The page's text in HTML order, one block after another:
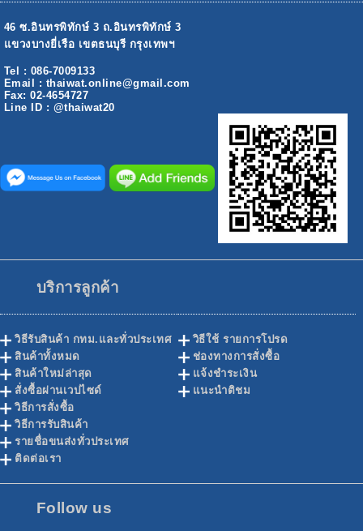
46 ซ.อินทรพิทักษ์ 3 ถ.อินทรพิทักษ์ 3
แขวงบางยี่เรือ เขตธนบุรี กรุงเทพฯ
Tel : 086-7009133
Email : thaiwat.online@gmail.com
Fax: 02-4654727
Line ID : @thaiwat20
บริการลูกค้า
วิธีรับสินค้า กทม.และทั่วประเทศ
สินค้าทั้งหมด
สินค้าใหม่ล่าสุด
สั่งซื้อผ่านเวปไซด์
วิธีการสั่งซื้อ
วิธีการรับสินค้า
รายชื่อขนส่งทั่วประเทศ
ติดต่อเรา
วิธีใช้ รายการโปรด
ช่องทางการสั่งซื้อ
แจ้งชำระเงิน
แนะนำติชม
Follow us